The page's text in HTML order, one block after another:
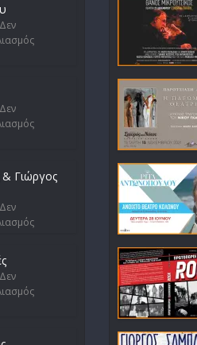
Δεν
Δεν
Γιώργος
Δεν
Δεν